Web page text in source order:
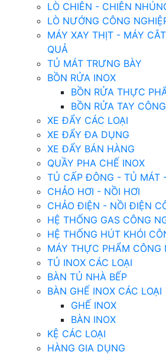
LÒ CHIÊN - CHIÊN
LÒ NƯỚNG CÔNG
MÁY XAY THỊT - MÁY
QUẢ
TỦ MÁT TRƯNG BÀY
BỒN RỬA INOX
BỒN RỬA THỰC
BỒN RỬA TAY
XE ĐẨY CÁC LOẠI
XE ĐẨY ĐA DỤNG
XE ĐẨY BÁN HÀNG
QUẦY PHA CHẾ INOX
TỦ CẤP ĐÔNG - TỦ MÁT
CHẢO HƠI - NỒI HƠI
CHẢO ĐIỆN - NỒI ĐIỆN
HỆ THỐNG GAS CÔNG
HỆ THỐNG HÚT KHÓI
MÁY THỰC PHẨM CÔNG
TỦ INOX CÁC LOẠI
BÀN TỦ NHÀ BẾP
BÀN GHẾ INOX CÁC LOẠI
GHẾ INOX
BÀN INOX
KỆ CÁC LOẠI
HÀNG GIA DỤNG